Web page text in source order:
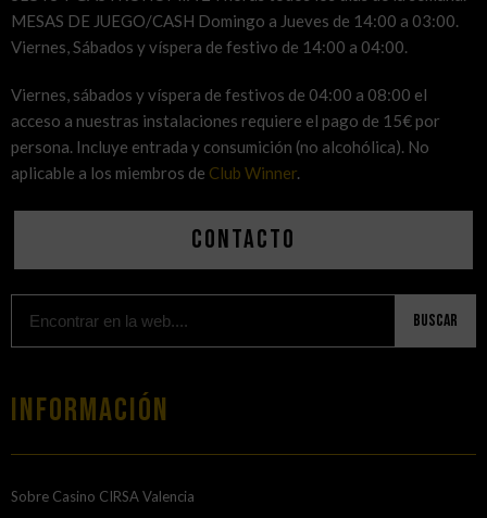
MESAS DE JUEGO/CASH Domingo a Jueves de 14:00 a 03:00.
Viernes, Sábados y víspera de festivo de 14:00 a 04:00.
Viernes, sábados y víspera de festivos de 04:00 a 08:00 el
acceso a nuestras instalaciones requiere el pago de 15€ por
persona. Incluye entrada y consumición (no alcohólica). No
aplicable a los miembros de Club Winner.
Contacto
Buscar
Información
Sobre Casino CIRSA Valencia